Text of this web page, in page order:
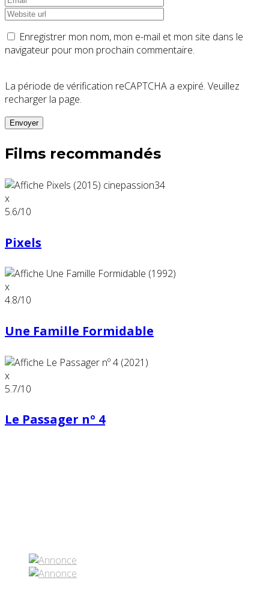
Enregistrer mon nom, mon e-mail et mon site dans le
navigateur pour mon prochain commentaire.
La période de vérification reCAPTCHA a expiré. Veuillez
recharger la page.
Films recommandés
x
5.6/10
Pixels
x
4.8/10
Une Famille Formidable
x
5.7/10
Le Passager nº 4